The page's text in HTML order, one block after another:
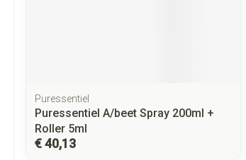
Puressentiel
Puressentiel A/beet Spray 200ml +
Roller 5ml
€ 40,13